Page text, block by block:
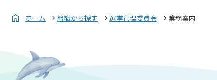
ホーム 組織から探す 選挙管理委員会 業務案内